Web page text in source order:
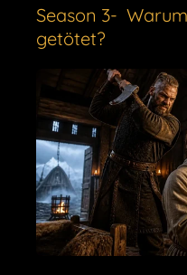
Season 3-
getötet?